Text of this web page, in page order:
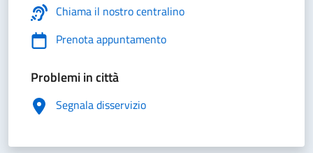
Chiama il nostro centralino
Prenota appuntamento
Problemi in città
Segnala disservizio